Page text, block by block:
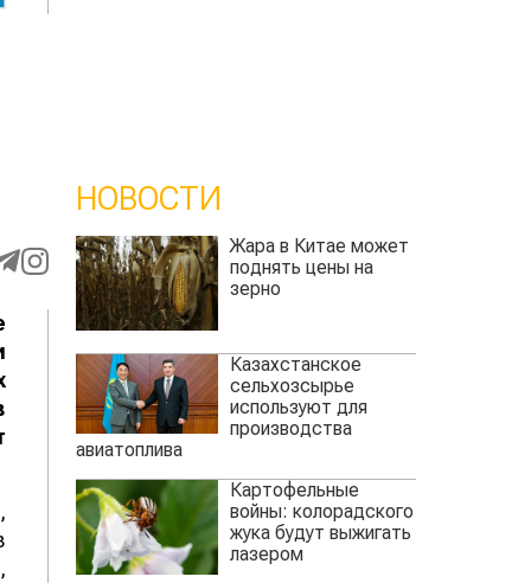
НОВОСТИ
Жара в Китае может
поднять цены на
зерно
Казахстанское
сельхозсырье
используют для
производства
авиатоплива
Картофельные
войны: колорадского
жука будут выжигать
лазером